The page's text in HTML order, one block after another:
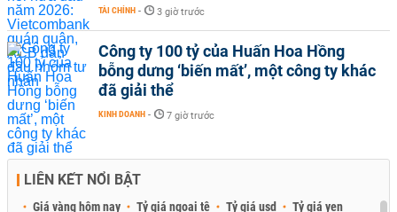
TÀI CHÍNH - 3 giờ trước
Công ty 100 tỷ của Huấn Hoa Hồng
bỗng dưng ‘biến mất’, một công ty khác
đã giải thể
KINH DOANH - 7 giờ trước
LIÊN KẾT NỔI BẬT
Giá vàng hôm nay Tỷ giá ngoại tệ Tỷ giá usd Tỷ giá yen